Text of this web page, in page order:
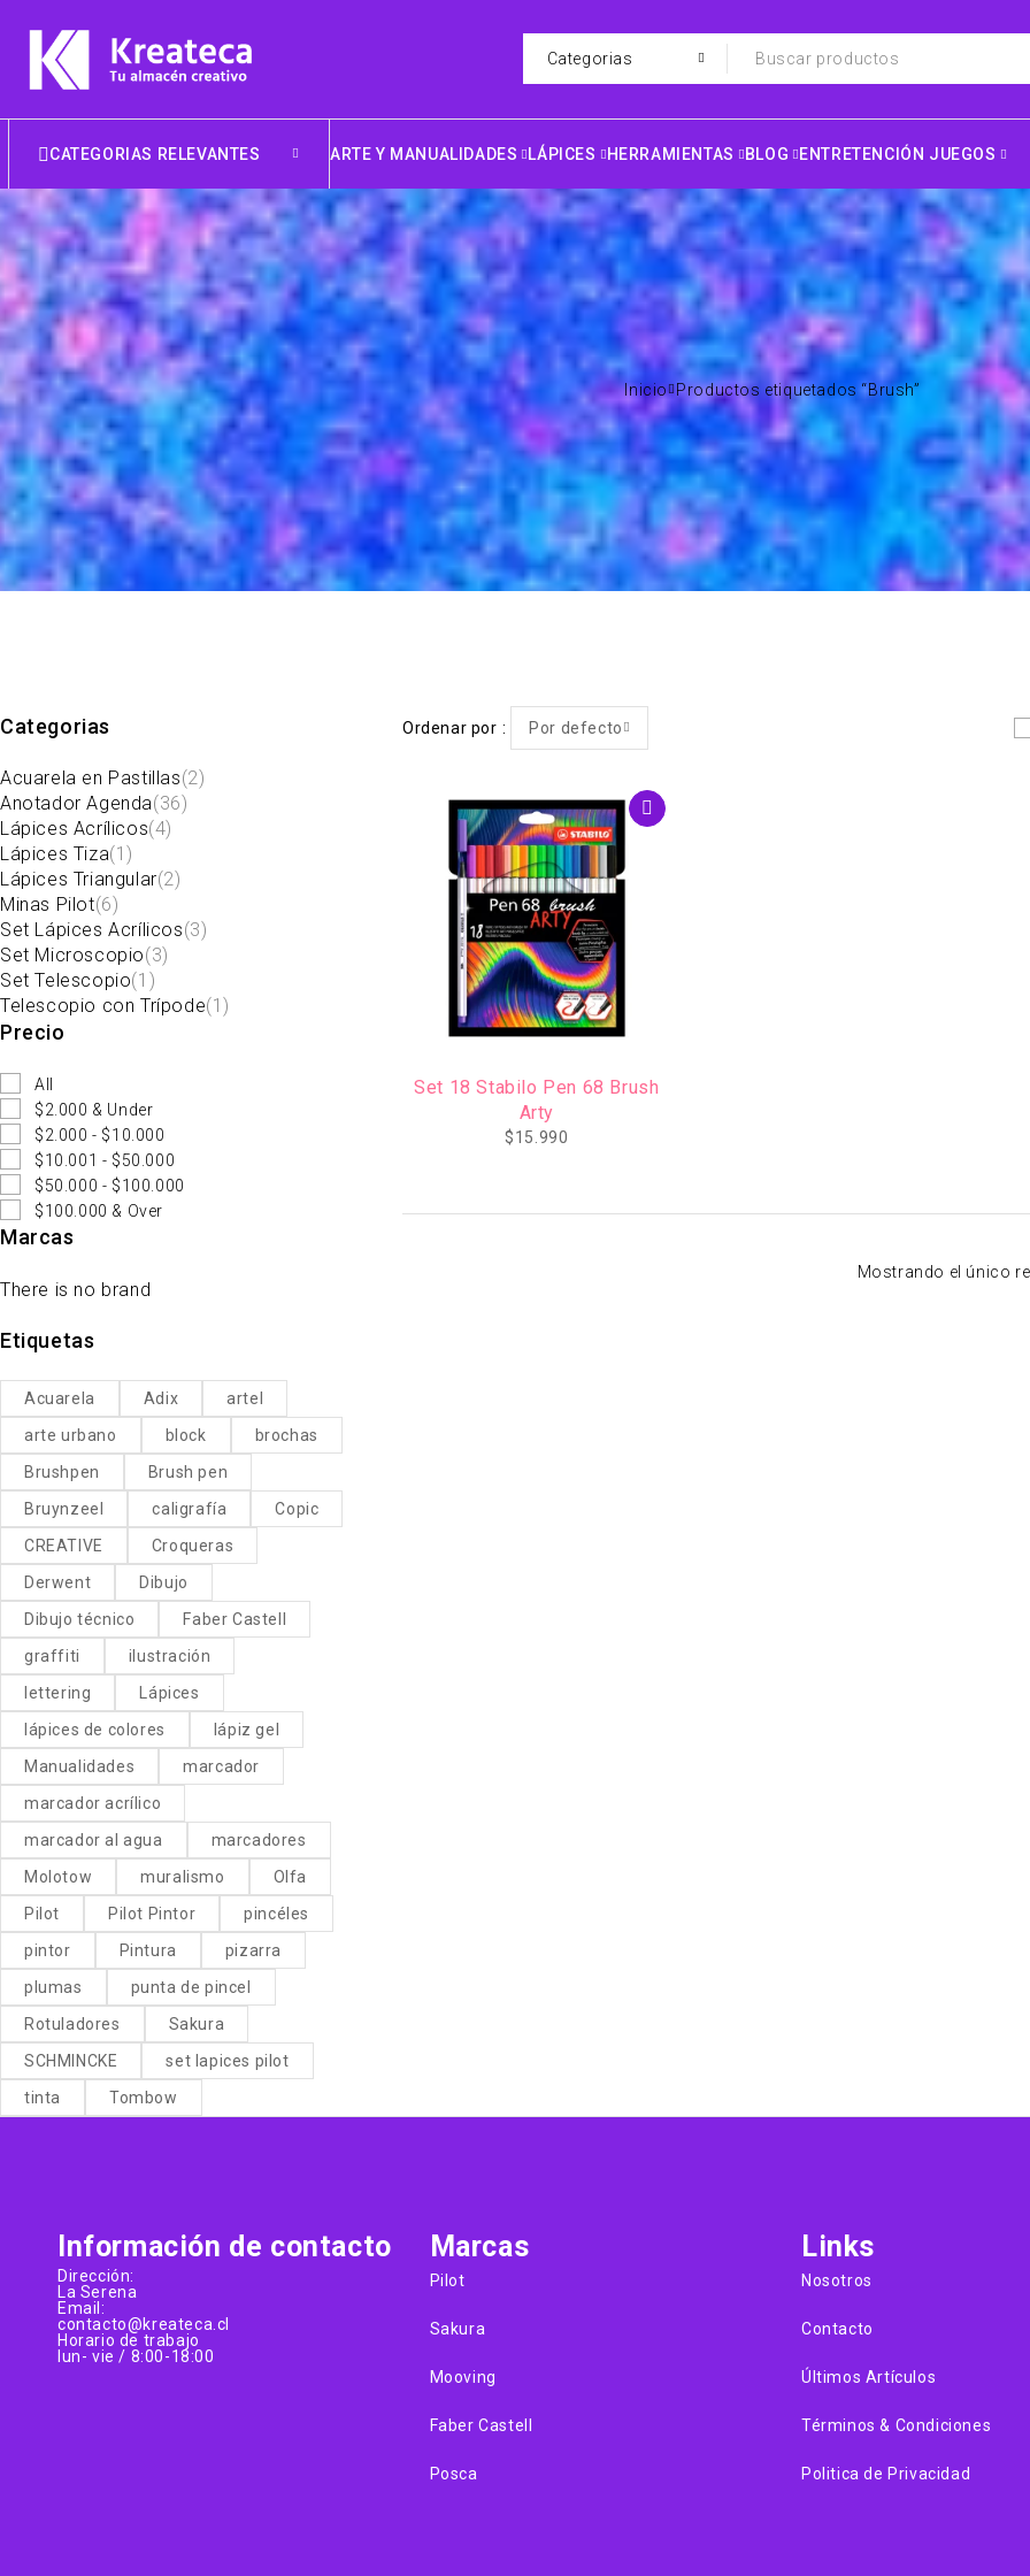
CATEGORIAS RELEVANTES ARTE Y MANUALIDADES LÁPICES HERRAMIENTAS BLOG ENTRETENCIÓN JUEGOS
Inicio Productos etiquetados “Brush”
Categorias
Acuarela en Pastillas(2)
Anotador Agenda(36)
Lápices Acrílicos(4)
Lápices Tiza(1)
Lápices Triangular(2)
Minas Pilot(6)
Set Lápices Acrílicos(3)
Set Microscopio(3)
Set Telescopio(1)
Telescopio con Trípode(1)
Precio
All
$2.000 & Under
$2.000 - $10.000
$10.001 - $50.000
$50.000 - $100.000
$100.000 & Over
Marcas
There is no brand
Etiquetas
Acuarela Adix
artel
arte urbano
block
brochas
Brushpen
Brush pen
Bruynzeel
caligrafía
Copic
CREATIVE
Croqueras
Derwent
Dibujo
Dibujo técnico
Faber Castell
graffiti
ilustración
lettering
Lápices
lápices de colores
lápiz gel
Manualidades
marcador
marcador acrílico
marcador al agua
marcadores
Molotow
muralismo
Olfa
Pilot
Pilot Pintor
pincéles
pintor
Pintura
pizarra
plumas
punta de pincel
Rotuladores
Sakura
SCHMINCKE
set lapices pilot
tinta
Tombow
Ordenar por Por defecto
Set 18 Stabilo Pen 68 Brush
Arty
$15.990
Mostrando el único
Información de contacto
Dirección:
La Serena
Email:
contacto@kreateca.cl
Horario de trabajo
lun- vie / 8:00-18:00
Marcas
Pilot
Sakura
Mooving
Faber Castell
Posca
Links
Nosotros
Contacto
Últimos Artículos
Términos & Condiciones
Politica de Privacidad